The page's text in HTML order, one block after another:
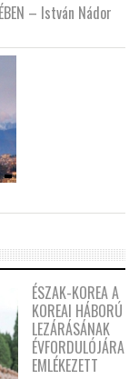
– István Nádor
ÉSZAK-KOREA A
KOREAI HÁBORÚ
LEZÁRÁSÁNAK
ÉVFORDULÓJÁRA
EMLÉKEZETT